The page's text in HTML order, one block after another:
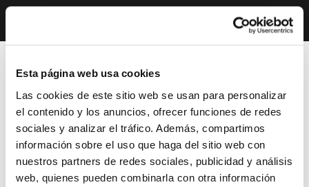
Esta página web usa cookies
Las cookies de este sitio web se usan para personalizar
el contenido y los anuncios, ofrecer funciones de redes
sociales y analizar el tráfico. Además, compartimos
información sobre el uso que haga del sitio web con
nuestros partners de redes sociales, publicidad y análisis
web, quienes pueden combinarla con otra información